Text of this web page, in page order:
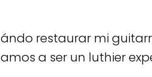
restaurar mi
a ser un luthier